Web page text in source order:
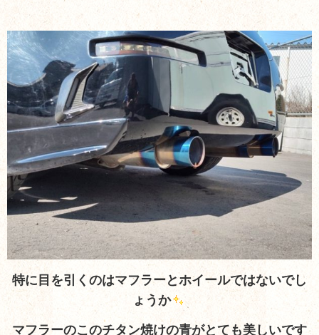
特に目を引くのはマフラーとホイールではないでし
ょうか
マフラーのこのチタン焼けの青がとても美しいです